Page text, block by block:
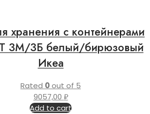
хранения с контейнерами
3М/3Б белый/бирюзовый
Икеа
Rated 0out of 5
9057,00 ₽
Add to cart